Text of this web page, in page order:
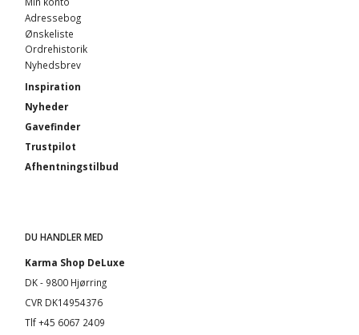
Adressebog
Ønskeliste
Ordrehistorik
Nyhedsbrev
Inspiration
Nyheder
Gavefinder
Trustpilot
Afhentningstilbud
DU HANDLER MED
Karma Shop DeLuxe
DK - 9800 Hjørring
CVR DK14954376
Tlf +45 6067 2409